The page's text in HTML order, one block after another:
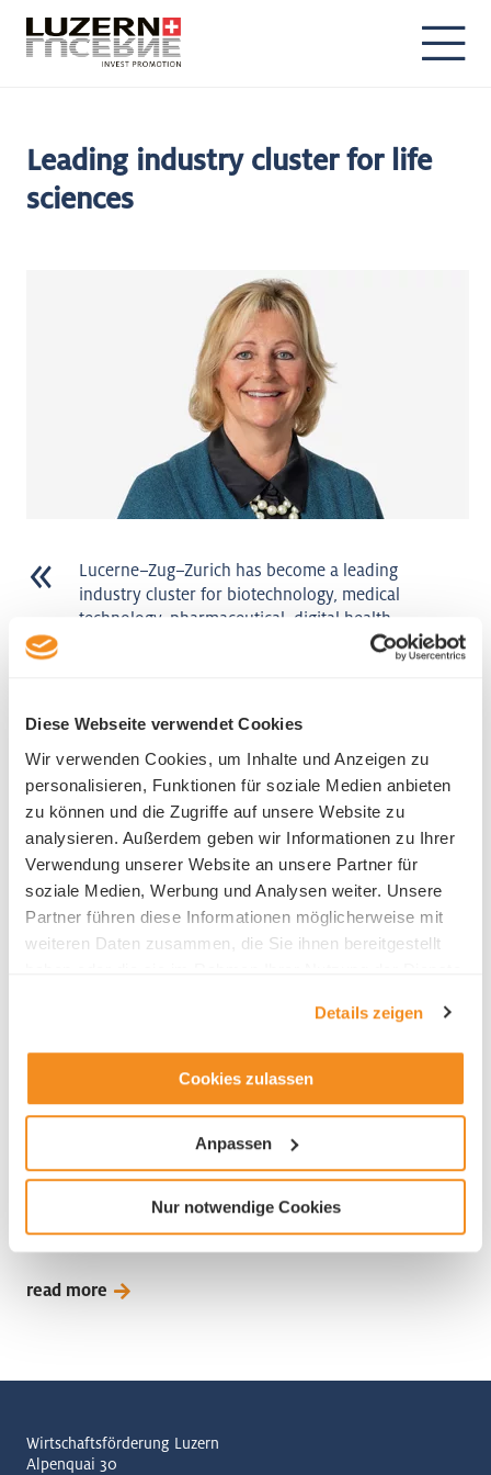
Diese Webseite verwendet Cookies
Wir verwenden Cookies, um Inhalte und Anzeigen zu
personalisieren, Funktionen für soziale Medien anbieten
zu können und die Zugriffe auf unsere Website zu
analysieren. Außerdem geben wir Informationen zu Ihrer
Verwendung unserer Website an unsere Partner für
soziale Medien, Werbung und Analysen weiter. Unsere
Partner führen diese Informationen möglicherweise mit
weiteren Daten zusammen, die Sie ihnen bereitgestellt
Details zeigen
Cookies zulassen
Anpassen
Nur notwendige Cookies
Leading industry cluster for life
sciences
Lucerne–Zug–Zurich has become a leading
industry cluster for biotechnology, medical
technology, pharmaceutical, digital health
and life sciences broadly. We have been
region by the quality of life, business
and leadership talent they can access.
Bianca Coulter
Executive Chair
Coulter Partners
6300 Zug
Recruting Services
read more
Wirtschaftsförderung Luzern
Alpenquai 30